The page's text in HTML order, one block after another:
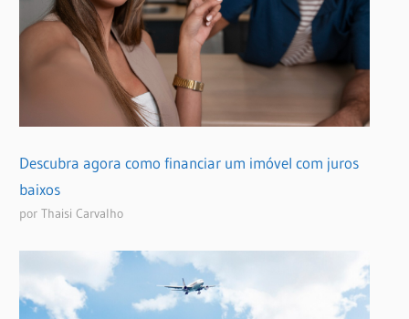
Descubra agora como financiar um imóvel com juros
baixos
por Thaisi Carvalho